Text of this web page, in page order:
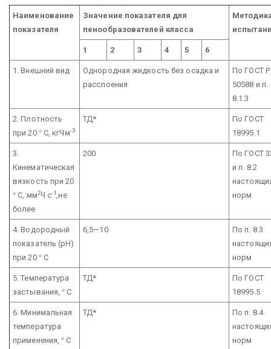
Наименование
показателя
Значение показателя для
пенообразователей класса
1 2 3 4 5 6
1. Внешний вид
Однородная жидкость без осадка и
расслоения
По ГОСТ Р
50588 и п.
8.1.3
2. Плотность
при 20 °С, кгЧм-3
ТД*
По ГОСТ
18995.1
3.
Кинематическая
вязкость при 20
° С, мм2Чс-1 ,не
более
200
По ГОСТ
и п. 8.2
норм
4. Водородный
показатель (рН)
при 20 °С
6,5—10
По п. 8.3
норм
5. Температура
застывания,° С
ТД*
По ГОСТ
18995.5
6. Минимальная
температура
применения,° С
ТД*
По п. 8.4
норм